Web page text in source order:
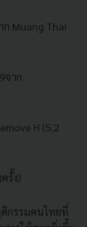
ก Muang Thai
จาก
H (5.2
รั้ง)
กรรมคนไทยที่